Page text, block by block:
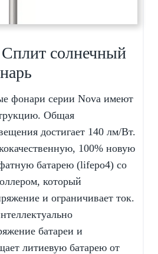
солнечный
фонари серии Nova имеют
Общая
достигает 140 лм/Вт.
100% новую
батарею (lifepo4) со
который
и ограничивает ток.
батареи и
литиевую батарею от